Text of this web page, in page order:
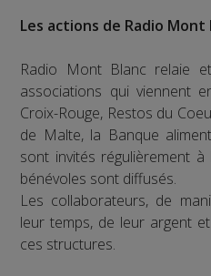
Les actions de Radio Mont
Radio Mont Blanc relaie
associations qui viennent
Croix-Rouge, Restos du
de Malte, la Banque
sont invités régulièrement à
bénévoles sont diffusés.
Les collaborateurs, de
leur temps, de leur argent
ces structures.